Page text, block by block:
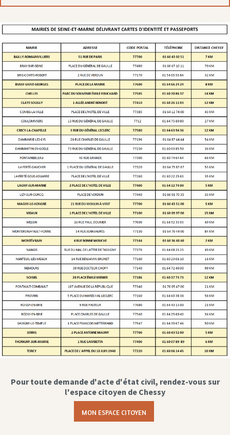
Pour toute demande d'acte d'état civil, rendez-vous sur
l'espace citoyen de Chessy
MON ESPACE CITOYEN